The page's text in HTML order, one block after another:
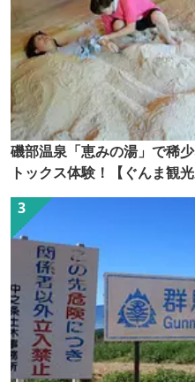
磯部温泉「恵みの湯」で稀
トックス体験！【ぐんま観